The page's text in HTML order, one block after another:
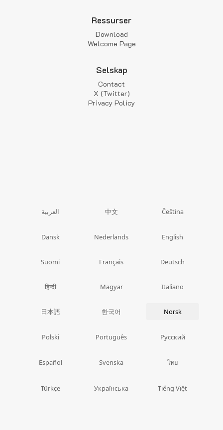
Ressurser
Download
Welcome Page
Selskap
Contact
X (Twitter)
Privacy Policy
العربية 中文 Čeština
Dansk Nederlands English
Suomi Français Deutsch
हिन्दी Magyar Italiano
日本語 한국어 Norsk
Polski Português Русский
Español Svenska ไทย
Türkçe Українська Tiếng Việt